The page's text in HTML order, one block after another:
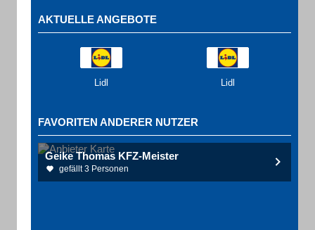
AKTUELLE ANGEBOTE
Lidl Lidl
FAVORITEN ANDERER NUTZER
Geike Thomas KFZ-Meister
gefällt 3 Personen